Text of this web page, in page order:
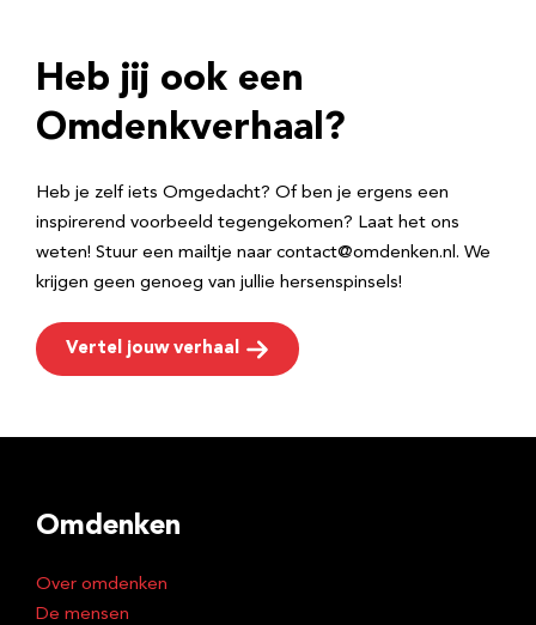
r
e
Heb jij ook een
Omdenkverhaal?
Heb je zelf iets Omgedacht? Of ben je ergens een
inspirerend voorbeeld tegengekomen? Laat het ons
weten! Stuur een mailtje naar contact@omdenken.nl. We
krijgen geen genoeg van jullie hersenspinsels!
Vertel jouw verhaal
Omdenken
Over omdenken
De mensen